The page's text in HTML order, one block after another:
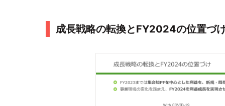
成長戦略の転換とFY2024の位置づ